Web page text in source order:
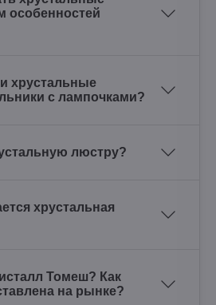
особенностей
хрустальные
с лампочками?
люстру?
хрустальная
Томеш? Как
на рынке?